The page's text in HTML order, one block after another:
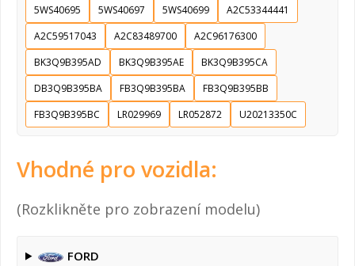
5WS40695
5WS40697 5WS40699
A2C53344441
A2C59517043
A2C83489700
A2C96176300
BK3Q9B395AD
BK3Q9B395AE
BK3Q9B395CA
DB3Q9B395BA
FB3Q9B395BA
FB3Q9B395BB
FB3Q9B395BC
LR029969 LR052872 U20213350C
Vhodné pro vozidla:
(Rozklikněte pro zobrazení modelu)
FORD